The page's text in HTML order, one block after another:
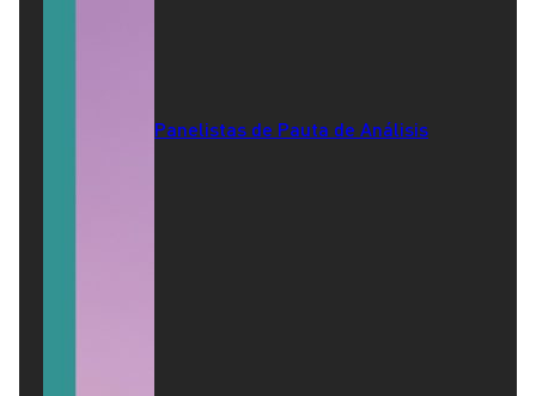
Panelistas de Pauta de Análisis